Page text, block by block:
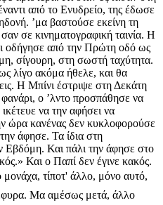
από το Ενυδρείο, της έδωσε
ʼμα βαστούσε εκείνη τη
σε κινηματογραφική ταινία. Η
οδήγησε από την Πρώτη οδό ως
σίγουρη, στη σωστή ταχύτητα.
λίγο ακόμα ήθελε, και θα
Η Μπίνι έστριψε στη Δεκάτη
ο ʼλντο προσπάθησε να
να την αφήσει να
ώρα κανένας δεν κυκλοφορούσε
άφησε. Τα ίδια στη
Εβδόμη. Και πάλι την άφησε στο
Και ο Παπί δεν έγινε κακός.
μονάχα, τίποτ' άλλο, μόνο αυτό,
Μα αμέσως μετά, άλλο